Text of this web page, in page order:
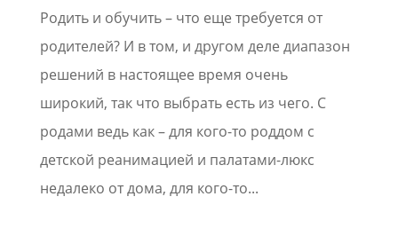
Родить и обучить – что еще требуется от
родителей? И в том, и другом деле диапазон
решений в настоящее время очень
широкий, так что выбрать есть из чего. С
родами ведь как – для кого-то роддом с
детской реанимацией и палатами-люкс
недалеко от дома, для кого-то...